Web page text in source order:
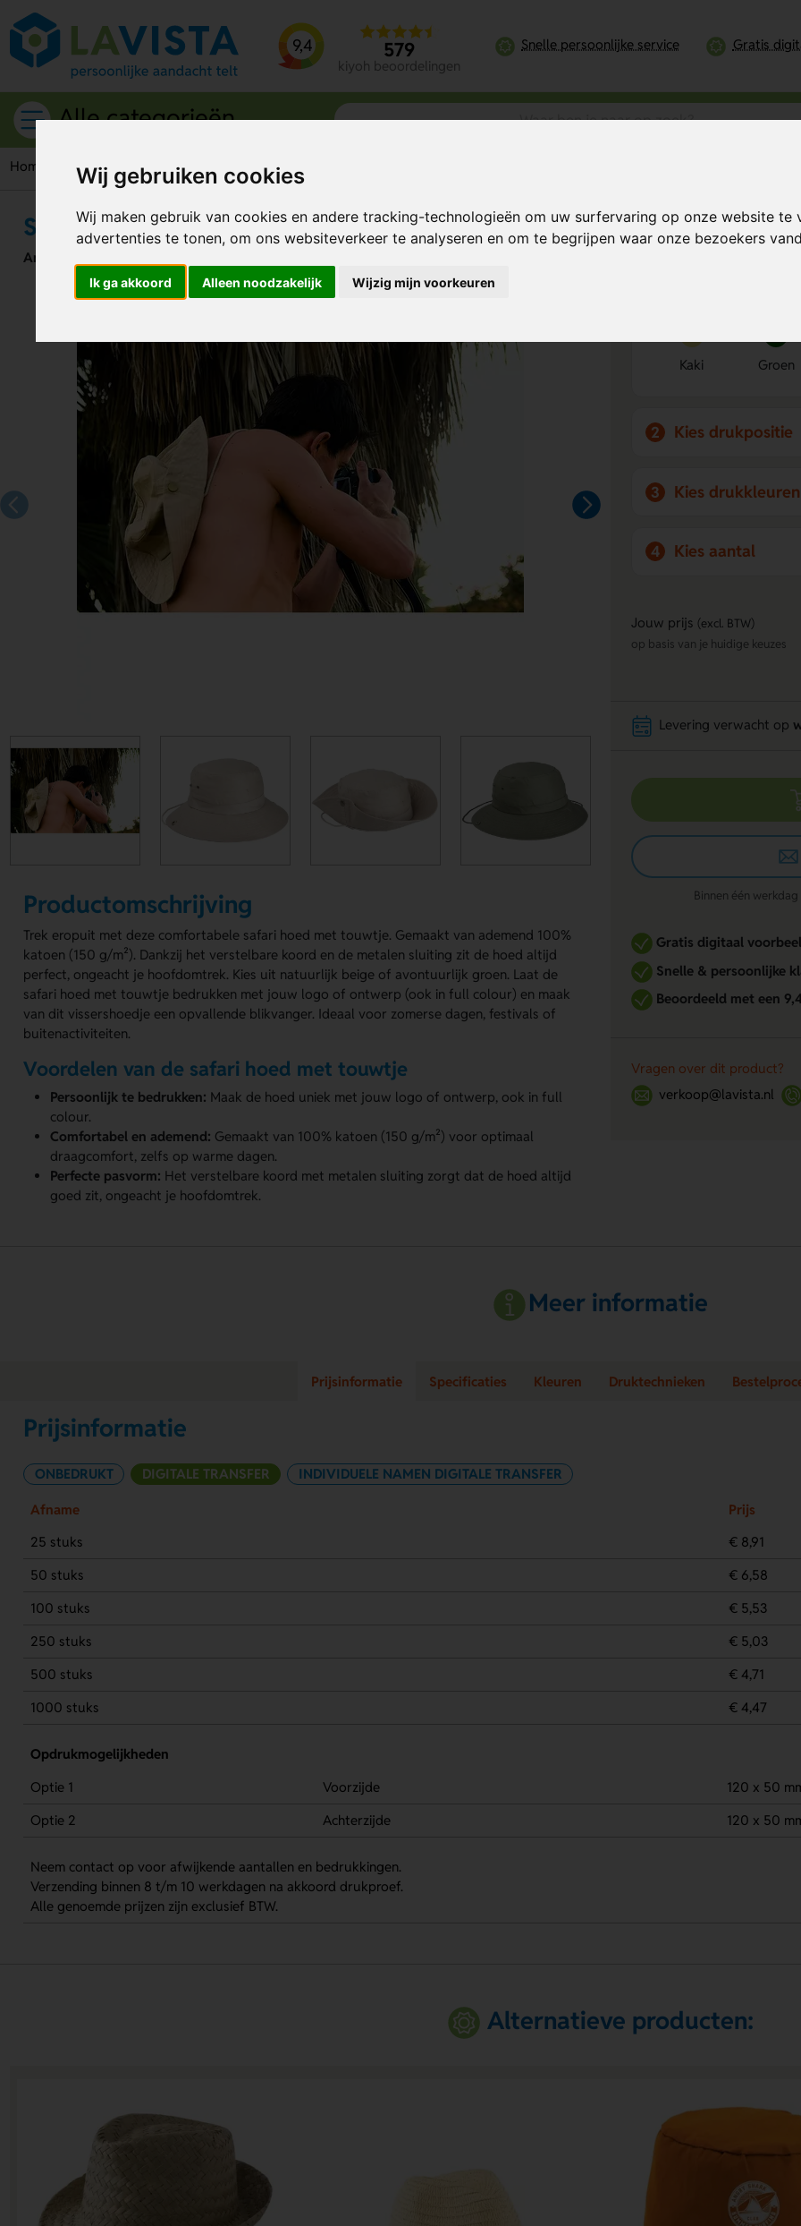
Wij gebruiken cookies
Wij maken gebruik van cookies en andere tracking-technologieën om uw surfervaring op onze website te
advertenties te tonen, om ons websiteverkeer te analyseren en om te begrijpen waar onze bezoekers
Ik ga akkoord Alleen noodzakelijk Wijzig mijn voorkeuren
9,4 579
kiyoh beoordelingen
Snelle persoonlijke service Gratis
Alle categorieën
Home Caps Hoeden Safari Hoed Met Touwtje
Safari Hoed Met Touwtje
Artikelnummer:
Productomschrijving
Trek eropuit met deze comfortabele safari hoed met touwtje. Gemaakt van ademend 100%
katoen (150 g/m²). Dankzij het verstelbare koord en de metalen sluiting zit de hoed altijd
perfect, ongeacht je hoofdomtrek. Kies uit natuurlijk beige of avontuurlijk groen. Laat de
safari hoed met touwtje bedrukken met jouw logo of ontwerp (ook in full colour) en maak
van dit vissershoedje een opvallende blikvanger. Ideaal voor zomerse dagen, festivals of
buitenactiviteiten.
Voordelen van de safari hoed met touwtje
Persoonlijk te bedrukken: Maak de hoed uniek met jouw logo of ontwerp, ook in full
colour.
Comfortabel en ademend: Gemaakt van 100% katoen (150 g/m²) voor optimaal
draagcomfort, zelfs op warme dagen.
Perfecte pasvorm: Het verstelbare koord met metalen sluiting zorgt dat de hoed altijd
goed zit, ongeacht je hoofdomtrek.
Bereken mijn
Kaki Groen
2 Kies drukpositie
3 Kies drukkleuren
4 Kies aantal
Jouw prijs (excl. BTW)
op basis van je huidige keuzes
Levering verwacht op
Binnen één
Gratis digitaal
Snelle & persoonlijke
Beoordeeld met een
Vragen over dit product?
verkoop@lavista.nl
Meer informatie
Prijsinformatie Specificaties Kleuren Druktechnieken
Prijsinformatie
ONBEDRUKT DIGITALE TRANSFER INDIVIDUELE NAMEN DIGITALE TRANSFER
Afname
Prijs
25 stuks
€ 8,91
50 stuks
€ 6,58
100 stuks
€ 5,53
250 stuks
€ 5,03
500 stuks
€ 4,71
1000 stuks
€ 4,47
Opdrukmogelijkheden
Optie 1
Voorzijde
120 x 50
Optie 2
Achterzijde 120 x 50
Neem contact op voor afwijkende aantallen en bedrukkingen.
Verzending binnen 8 t/m 10 werkdagen na akkoord drukproef.
Alle genoemde prijzen zijn exclusief BTW.
Alternatieve producten: